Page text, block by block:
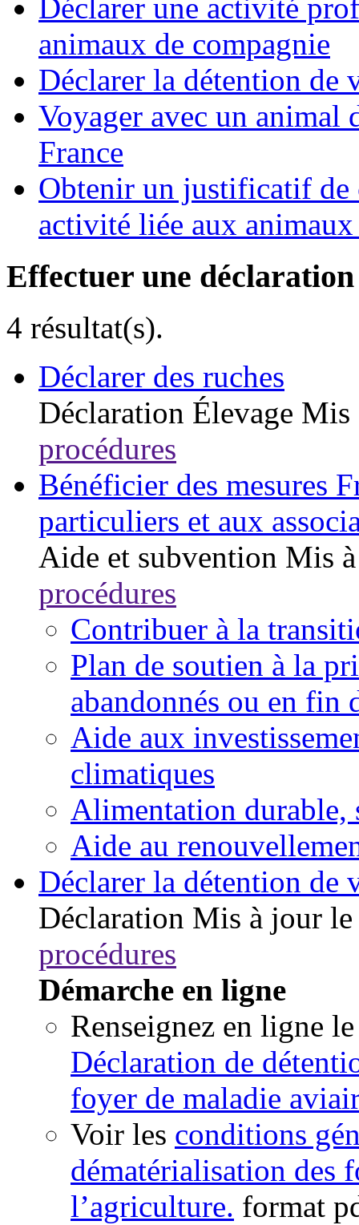
Déclarer une activité
animaux de compagnie
Déclarer la détention de
Voyager avec un animal
France
Obtenir un justificatif de
activité liée aux
Effectuer une déclaration
4 résultat(s).
Déclarer des ruches
Déclaration Élevage Mis
procédures
Bénéficier des mesures
particuliers et aux
Aide et subvention Mis
procédures
Contribuer à la
Plan de soutien à la
abandonnés ou en fin
Aide aux
climatiques
Alimentation durable,
Aide au
Déclarer la détention de
Déclaration Mis à jour
procédures
Démarche en ligne
Renseignez en ligne
Déclaration de
foyer de maladie
Voir les conditions
dématérialisation des
l’agriculture. format